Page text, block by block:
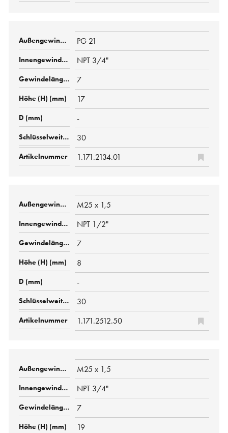
PG 21
NPT 3/4"
7
17
-
30
1.171.2134.01
M25 x 1,5
NPT 1/2"
7
8
-
30
1.171.2512.50
M25 x 1,5
NPT 3/4"
7
19